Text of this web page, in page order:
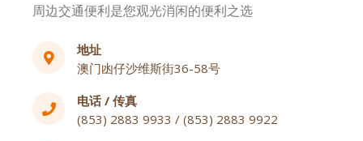
周边交通便利是您观光消闲的便利之选
地址
澳门凼仔沙维斯街36-58号
电话 / 传真
(853) 2883 9933 / (853) 2883 9922